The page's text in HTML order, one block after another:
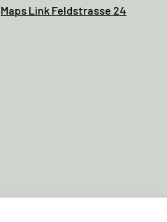
Maps Link Feldstrasse 24